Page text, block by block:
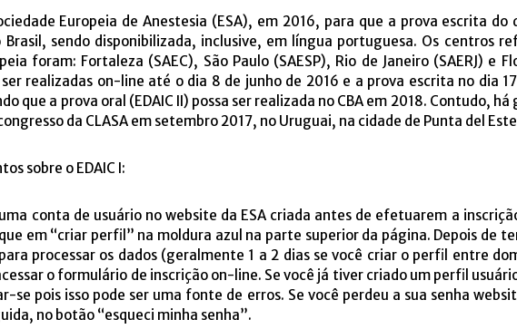
Europeia de Anestesia (ESA), em 2016, para que a prova escrita do
Brasil, sendo disponibilizada, inclusive, em língua portuguesa. Os centros
foram: Fortaleza (SAEC), São Paulo (SAESP), Rio de Janeiro (SAERJ) e
realizadas on-line até o dia 8 de junho de 2016 e a prova escrita no dia
que a prova oral (EDAIC II) possa ser realizada no CBA em 2018. Contudo,
da CLASA em setembro 2017, no Uruguai, na cidade de Punta del
sobre o EDAIC I:
conta de usuário no website da ESA criada antes de efetuarem a
em “criar perfil” na moldura azul na parte superior da página. Depois de
processar os dados (geralmente 1 a 2 dias se você criar o perfil entre
o formulário de inscrição on-line. Se você já tiver criado um perfil
pois isso pode ser uma fonte de erros. Se você perdeu a sua senha
no botão “esqueci minha senha”.